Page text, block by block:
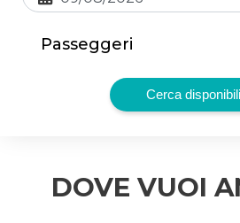
Passeggeri
Cerca
DOVE VUOI